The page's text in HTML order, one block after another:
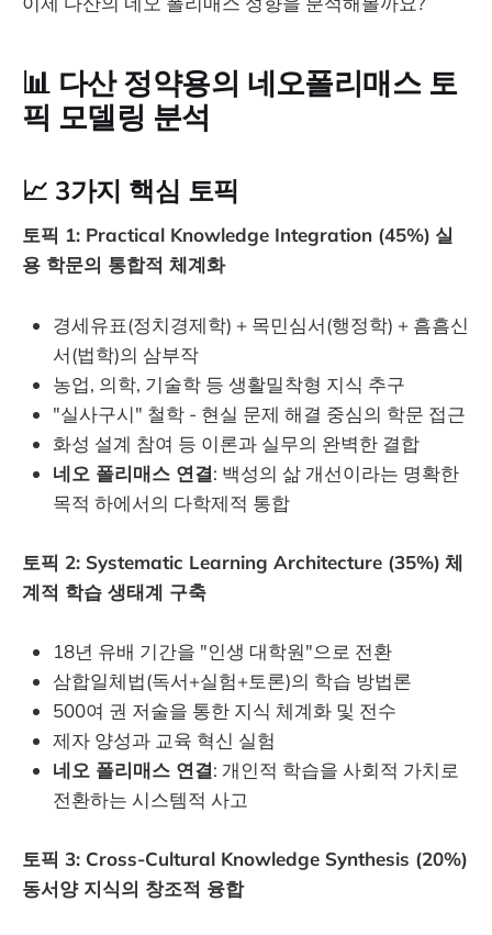
📊 다산 정약용의 네오폴리매스 토
픽 모델링 분석
📈 3가지 핵심 토픽
토픽 1: Practical Knowledge Integration (45%) 실
용 학문의 통합적 체계화
경세유표(정치경제학) + 목민심서(행정학) + 흠흠신
서(법학)의 삼부작
농업, 의학, 기술학 등 생활밀착형 지식 추구
"실사구시" 철학 - 현실 문제 해결 중심의 학문 접근
화성 설계 참여 등 이론과 실무의 완벽한 결합
네오 폴리매스 연결: 백성의 삶 개선이라는 명확한
목적 하에서의 다학제적 통합
토픽 2: Systematic Learning Architecture (35%) 체
계적 학습 생태계 구축
18년 유배 기간을 "인생 대학원"으로 전환
삼합일체법(독서+실험+토론)의 학습 방법론
500여 권 저술을 통한 지식 체계화 및 전수
제자 양성과 교육 혁신 실험
네오 폴리매스 연결: 개인적 학습을 사회적 가치로
전환하는 시스템적 사고
토픽 3: Cross-Cultural Knowledge Synthesis (20%)
동서양 지식의 창조적 융합